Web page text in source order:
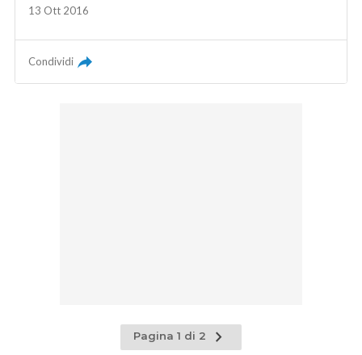
13 Ott 2016
Condividi
Pagina 1 di 2
Pagina
successiva